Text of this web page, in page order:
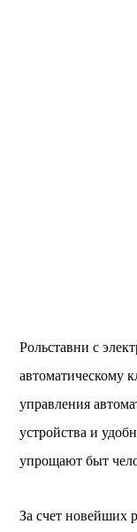
Рольставни с
автоматическому
управления
устройства и
упрощают быт
За счет новейших